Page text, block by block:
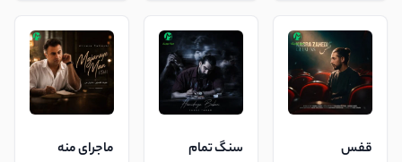
قفس سنگ تمام ماجرای منه